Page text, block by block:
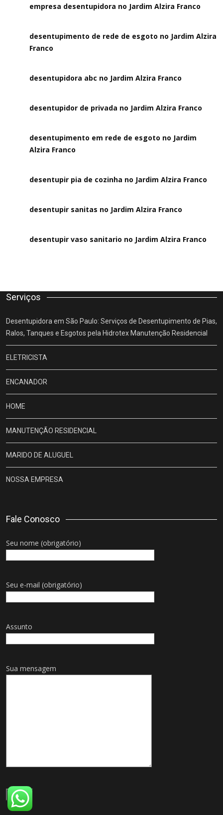
empresa desentupidora no Jardim Alzira Franco
desentupimento de rede de esgoto no Jardim Alzira
Franco
desentupidora abc no Jardim Alzira Franco
desentupidor de privada no Jardim Alzira Franco
desentupimento em rede de esgoto no Jardim
Alzira Franco
desentupir pia de cozinha no Jardim Alzira Franco
desentupir sanitas no Jardim Alzira Franco
desentupir vaso sanitario no Jardim Alzira Franco
Serviços
Desentupidora em São Paulo: Serviços de Desentupimento de Pias,
Ralos, Tanques e Esgotos pela Hidrotex Manutenção Residencial
ELETRICISTA
ENCANADOR
HOME
MANUTENÇÃO RESIDENCIAL
MARIDO DE ALUGUEL
NOSSA EMPRESA
Fale Conosco
Seu nome (obrigatório)
Seu e-mail (obrigatório)
Assunto
Sua mensagem